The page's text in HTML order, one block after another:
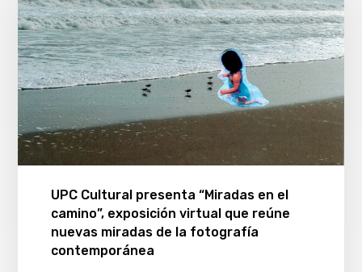
UPC Cultural presenta “Miradas en el
camino”, exposición virtual que reúne
nuevas miradas de la fotografía
contemporánea